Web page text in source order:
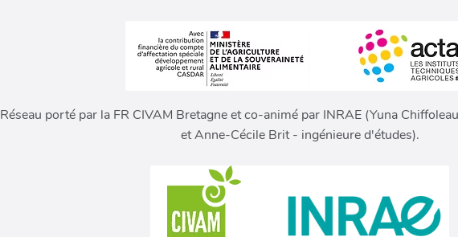
Réseau porté par la FR CIVAM Bretagne et co-animé par INRAE (Yuna
et Anne-Cécile Brit - ingénieure d'études).